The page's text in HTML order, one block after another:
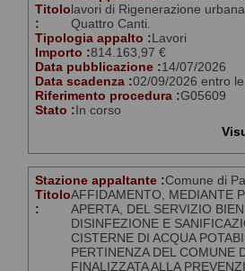
Titolo
:
lavori di Rigenerazione
Quattro Canti.
Tipologia appalto : Lavori
Importo :814.163,97 €
Data pubblicazione :14/07/2026
Data scadenza :02/09/2026 entro
Riferimento procedura :G05609
Stato : In corso
Stazione appaltante :Comune di
Titolo
:
AFFIDAMENTO, MEDIANTE
APERTA, DEL SERVIZIO
DISINFEZIONE E
CISTERNE DI ACQUA
PERTINENZA DEL COMUNE
FINALIZZATA ALLA